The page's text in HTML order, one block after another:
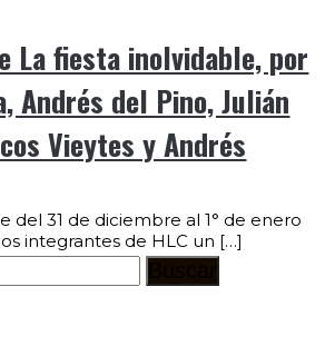
La fiesta inolvidable, por
Andrés del Pino, Julián
Vieytes y Andrés
del 31 de diciembre al 1° de enero
integrantes de HLC un […]